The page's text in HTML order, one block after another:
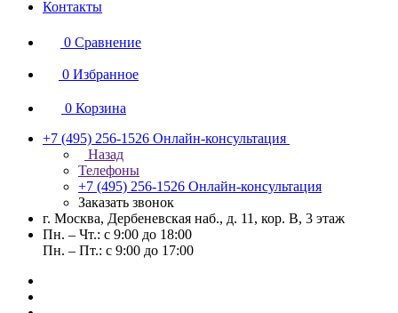
Контакты
0 Сравнение
0 Избранное
0 Корзина
+7 (495) 256-1526 Онлайн-консультация
Назад
Телефоны
+7 (495) 256-1526 Онлайн-консультация
Заказать звонок
г. Москва, Дербеневская наб., д. 11, кор. В, 3 этаж
Пн. – Чт.: с 9:00 до 18:00
Пн. – Пт.: с 9:00 до 17:00